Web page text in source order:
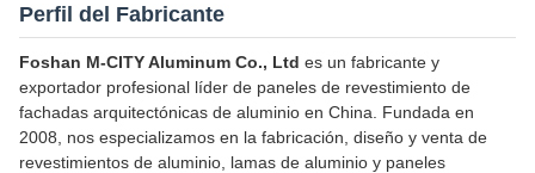
Perfil del Fabricante
Foshan M-CITY Aluminum Co., Ltd es un fabricante y
exportador profesional líder de paneles de revestimiento de
fachadas arquitectónicas de aluminio en China. Fundada en
2008, nos especializamos en la fabricación, diseño y venta de
revestimientos de aluminio, lamas de aluminio y paneles